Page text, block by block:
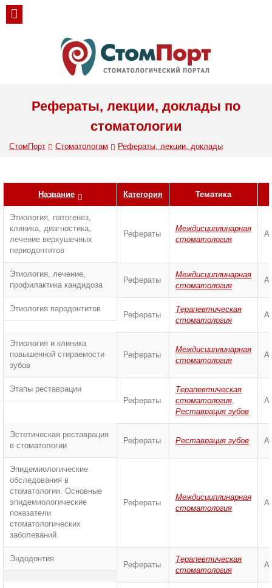
Рефераты, лекции, доклады по
стоматологии
СтомПорт Стоматологам Рефераты, лекции, доклады
Название Категория Тематика
Этиология, патогенез,
клиника, диагностика,
лечение верхушечных
периодонтитов
Рефераты
Междисциплинарная
стоматология
Этиология, лечение,
профилактика кандидоза
Рефераты
Междисциплинарная
стоматология
Этиология пародонтитов
Рефераты
Терапевтическая
стоматология
Этиология и клиника
повышенной стираемости
зубов
Рефераты
Междисциплинарная
стоматология
Этапы реставрации
Рефераты
Терапевтическая
стоматология,
Реставрация зубов
Эстетическая реставрация
в стоматологии
Рефераты Реставрация зубов
Эпидемиологические
обследования в
стоматологии. Основные
эпидемиологические
показатели
стоматологических
заболеваний.
Рефераты
Междисциплинарная
стоматология
Эндодонтия
Рефераты
Терапевтическая
стоматология